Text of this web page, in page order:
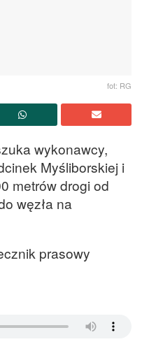
fot: RG
wykonawcy,
Myśliborskiej i
metrów drogi od
węzła na
prasowy